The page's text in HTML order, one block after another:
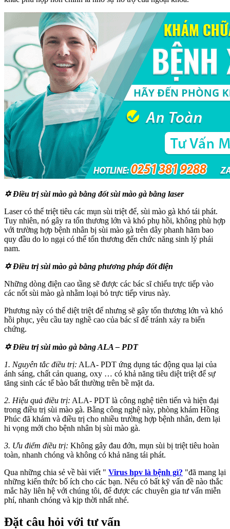
✡ Điều trị sùi mào gà bằng đốt sùi mào gà bằng laser
Laser có thể triệt tiêu các mụn sùi triệt để, sùi mào gà khó tái phát.
Tuy nhiên, nó gây ra tổn thương lớn và khó phụ hồi, không phù hợp
với trường hợp bệnh nhân bị sùi mào gà trên dây phanh hãm bao
quy đầu do lo ngại có thể tổn thương đến chức năng sinh lý phái
nam.
✡ Điều trị sùi mào gà bằng phương pháp đốt điện
Những dòng điện cao tầng sẽ được các bác sĩ chiếu trực tiếp vào
các nốt sùi mào gà nhằm loại bỏ trực tiếp virus này.
Phương này có thể diệt triệt để nhưng sẽ gây tổn thương lớn và khó
hồi phục, yêu cầu tay nghề cao của bác sĩ để tránh xảy ra biến
chứng.
✡ Điều trị sùi mào gà bằng ALA – PDT
1. Nguyên tắc điều trị: ALA- PDT ứng dụng tác động qua lại của
ánh sáng, chất cản quang, oxy … có khả năng tiêu diệt triệt để sự
tăng sinh các tế bào bất thường trên bề mặt da.
2. Hiệu quả điều trị: ALA- PDT là công nghệ tiên tiến và hiện đại
trong điều trị sùi mào gà. Bằng công nghệ này, phòng khám Hồng
Phúc đã khám và điều trị cho nhiều trường hợp bệnh nhân, đem lại
hi vọng mới cho bệnh nhân bị sùi mào gà.
3. Ưu điểm điều trị: Không gây đau đớn, mụn sùi bị triệt tiêu hoàn
toàn, nhanh chóng và không có khả năng tái phát.
Qua những chia sẻ về bài viết " Virus hpv là bệnh gì? "đã mang lại
những kiến thức bố ích cho các bạn. Nếu có bất kỹ vấn đề nào thắc
mắc hãy liên hệ với chúng tôi, để được các chuyên gia tư vấn miễn
phí, nhanh chóng và kịp thời nhất nhé.
Đặt câu hỏi với tư vấn